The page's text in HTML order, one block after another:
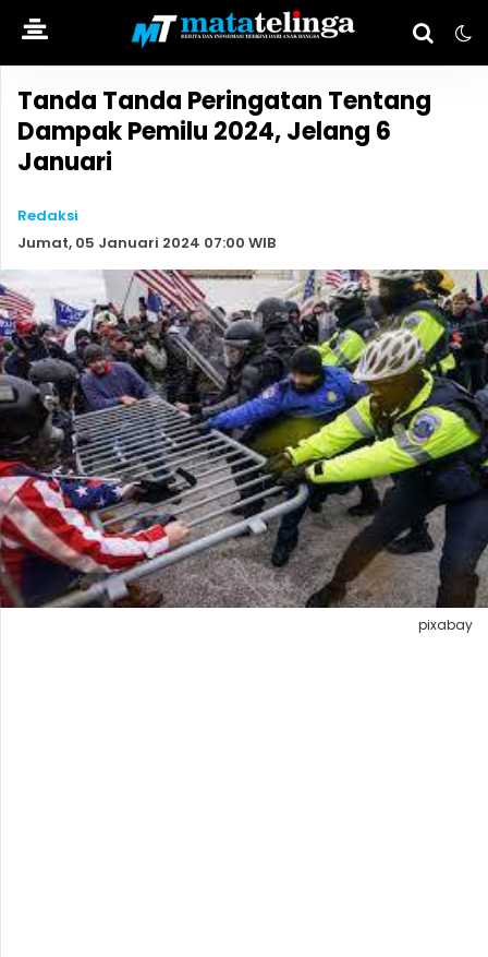
Tanda Tanda Peringatan Tentang
Dampak Pemilu 2024, Jelang 6
Januari
Redaksi
Jumat, 05 Januari 2024 07:00 WIB
pixabay